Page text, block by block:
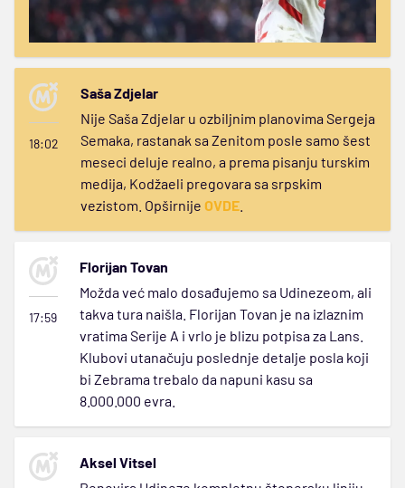
18:02
Saša Zdjelar
Nije Saša Zdjelar u ozbiljnim planovima Sergeja
Semaka, rastanak sa Zenitom posle samo šest
meseci deluje realno, a prema pisanju turskim
medija, Kodžaeli pregovara sa srpskim
vezistom. Opširnije OVDE
17:59
Florijan Tovan
Možda već malo dosađujemo sa Udinezeom, ali
takva tura naišla. Florijan Tovan je na izlaznim
vratima Serije A i vrlo je blizu potpisa za Lans.
Klubovi utanačuju poslednje detalje posla koji
bi Zebrama trebalo da napuni kasu sa
8.000.000 evra.
Aksel Vitsel